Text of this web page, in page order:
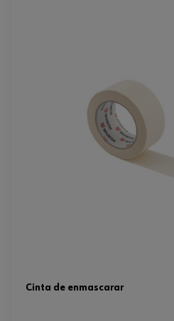
cinta de enmascarar